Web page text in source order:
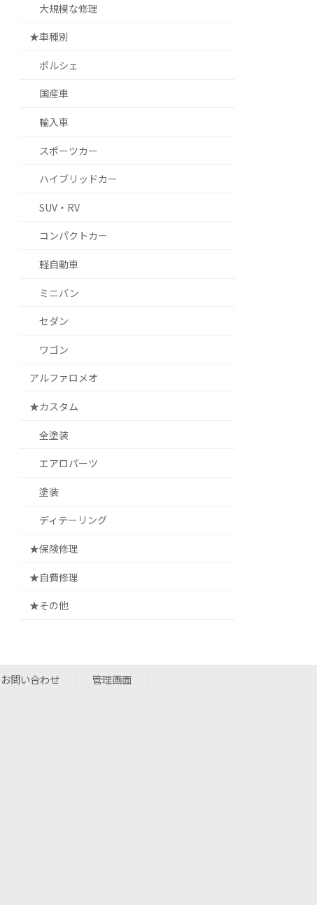
大規模な修理
★車種別
ポルシェ
国産車
輸入車
スポーツカー
ハイブリッドカー
SUV・RV
コンパクトカー
軽自動車
ミニバン
セダン
ワゴン
アルファロメオ
★カスタム
全塗装
エアロパーツ
塗装
ディテーリング
★保険修理
★自費修理
★その他
お問い合わせ 管理画面